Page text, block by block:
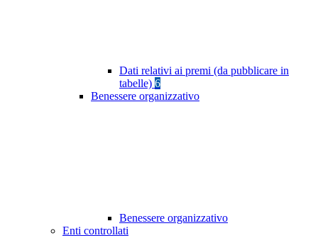
Dati relativi ai premi (da pubblicare in
tabelle) 6
Benessere organizzativo
Benessere organizzativo
Enti controllati